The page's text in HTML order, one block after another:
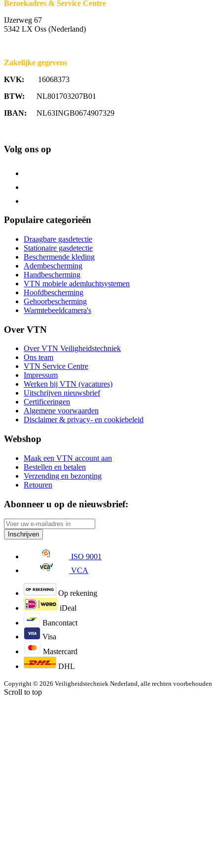
Bezoekadres & Service Centre
IJzerweg 67
5342 LX Oss (Nederland)
Zakelijke gegevens
KVK: 16068373
BTW: NL801703207B01
IBAN: NL63INGB0674907329
Volg ons op
Populaire categorieën
Draagbare gasdetectie
Stationaire gasdetectie
Beschermende kleding
Adembescherming
Handbescherming
VTN mobiele ademluchtsystemen
Hoofdbescherming
Gehoorbescherming
Warmtebeeldcamera's
Over VTN
Over VTN Veiligheidstechniek
Ons team
VTN Service Centre
Impressum
Werken bij VTN (vacatures)
Uitschrijven nieuwsbrief
Certificeringen
Algemene voorwaarden
Disclaimer & privacy- en cookiebeleid
Webshop
Maak een VTN account aan
Bestellen en betalen
Verzending en bezorging
Retouren
Abonneer u op de nieuwsbrief:
Inschrijven
ISO 9001
VCA
Op rekening
iDeal
Bancontact
Visa
Mastercard
DHL
Copyright © 2026 Veiligheidstechniek Nederland, alle rechten voorbehouden
Scroll to top